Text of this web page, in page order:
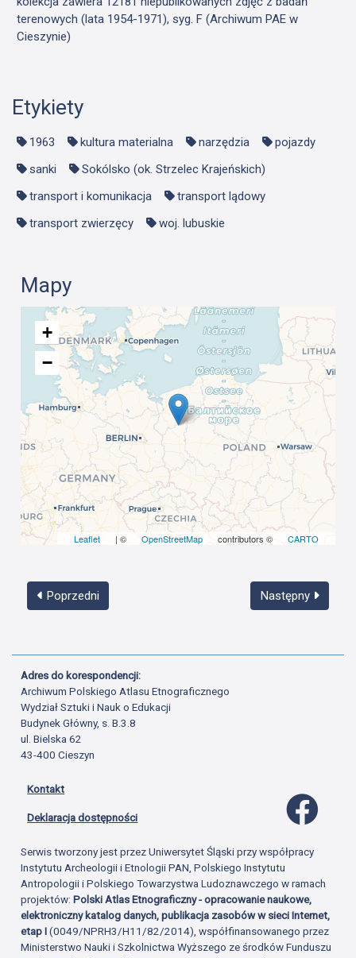
terenowych (lata 1954-1971), syg. F (Archiwum PAE w
Cieszynie)
Etykiety
1963 kultura materialna narzędzia
pojazdy
sanki
Sokólsko (ok. Strzelec Krajeńskich)
transport i komunikacja
transport lądowy
transport zwierzęcy
woj. lubuskie
Mapy
+
−
Leaflet | © OpenStreetMap contributors © CARTO
Poprzedni Następny
Adres do korespondencji:
Archiwum Polskiego Atlasu Etnograficznego
Wydział Sztuki i Nauk o Edukacji
Budynek Główny, s. B.3.8
ul. Bielska 62
43-400 Cieszyn
Kontakt
Deklaracja dostępności
Serwis tworzony jest przez Uniwersytet Śląski przy współpracy
Instytutu Archeologii i Etnologii PAN, Polskiego Instytutu
Antropologii i Polskiego Towarzystwa Ludoznawczego w ramach
projektów:Polski Atlas Etnograficzny - opracowanie naukowe,
elektroniczny katalog danych, publikacja zasobów w sieci Internet,
etap I(0049/NPRH3/H11/82/2014), współfinansowanego przez
Ministerstwo Nauki i Szkolnictwa Wyższego ze środków Funduszu